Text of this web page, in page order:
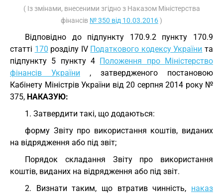
( Із змінами, внесеними згідно з Наказом Міністерства
фінансів № 350 від 10.03.2016)
Відповідно до підпункту 170.9.2 пункту 170.9
статті 170 розділу IV Податкового кодексу України та
підпункту 5 пункту 4 Положення про Міністерство
фінансів України , затвердженого постановою
Кабінету Міністрів України від 20 серпня 2014 року №
375, НАКАЗУЮ:
1. Затвердити такі, що додаються:
форму Звіту про використання коштів, виданих
на відрядження або під звіт;
Порядок складання Звіту про використання
коштів, виданих на відрядження або під звіт.
2. Визнати таким, що втратив чинність, наказ